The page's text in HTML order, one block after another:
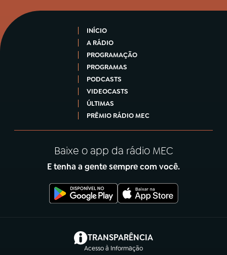
INÍCIO
A RÁDIO
PROGRAMAÇÃO
PROGRAMAS
PODCASTS
VIDEOCASTS
ÚLTIMAS
PRÊMIO RÁDIO MEC
Baixe o app da rádio MEC
E tenha a gente sempre com você.
TRANSPARÊNCIA
Acesso à Informação
(abre em nova aba)